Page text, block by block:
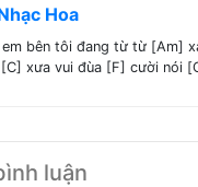
Hoa
bên tôi đang từ từ [Am]
xưa vui đùa [F] cười nói
luận